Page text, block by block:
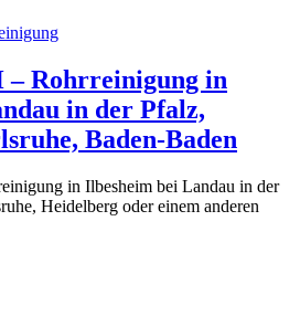
– Rohrreinigung in
in der Pfalz,
Baden-Baden
in Ilbesheim bei Landau in der
Heidelberg oder einem anderen